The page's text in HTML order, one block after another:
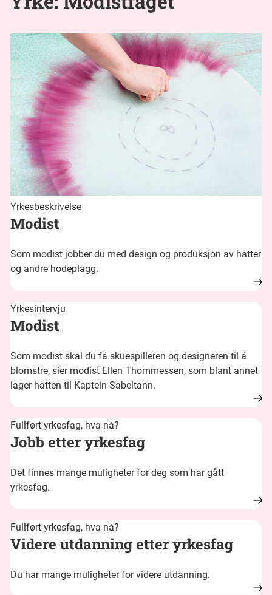
Yrkesbeskrivelse
Modist
Som modist jobber du med design og produksjon av hatter
og andre hodeplagg.
Yrkesintervju
Modist
Som modist skal du få skuespilleren og designeren til å
blomstre, sier modist Ellen Thommessen, som blant annet
lager hatten til Kaptein Sabeltann.
Fullført yrkesfag, hva nå?
Jobb etter yrkesfag
Det finnes mange muligheter for deg som har gått
yrkesfag.
Fullført yrkesfag, hva nå?
Videre utdanning etter yrkesfag
Du har mange muligheter for videre utdanning.